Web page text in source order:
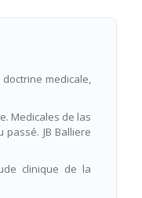
medicale,
Medicales de las
JB Balliere
clinique de la